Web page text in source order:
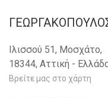
Ιλισσού 51, Μοσχάτο,
18344, Αττική -
Βρείτε μας στο χάρτη